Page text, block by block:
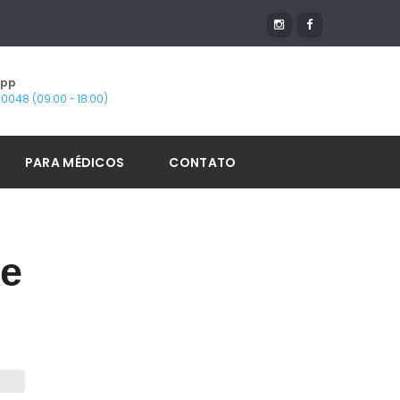
0048 (09:00 - 18:00)
PARA MÉDICOS CONTATO